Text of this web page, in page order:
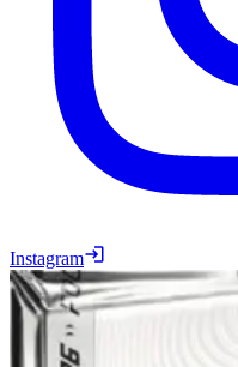
Instagram